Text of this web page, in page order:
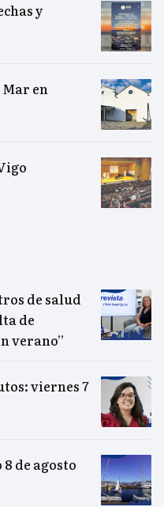
y
Mar en
de salud
de
verano”
viernes 7
de agosto